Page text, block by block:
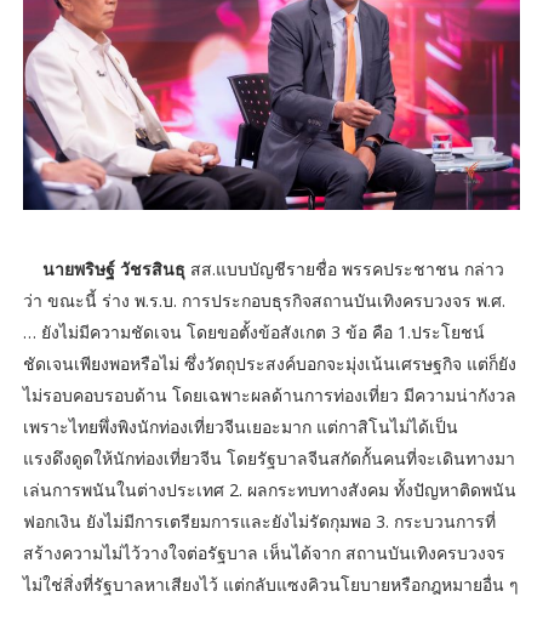
นายพริษฐ์ วัชรสินธุ สส.แบบบัญชีรายชื่อ พรรคประชาชน กล่าว
ว่า ขณะนี้ ร่าง พ.ร.บ. การประกอบธุรกิจสถานบันเทิงครบวงจร พ.ศ.
… ยังไม่มีความชัดเจน โดยขอตั้งข้อสังเกต 3 ข้อ คือ 1.ประโยชน์
ชัดเจนเพียงพอหรือไม่ ซึ่งวัตถุประสงค์บอกจะมุ่งเน้นเศรษฐกิจ แต่ก็ยัง
ไม่รอบคอบรอบด้าน โดยเฉพาะผลด้านการท่องเที่ยว มีความน่ากังวล
เพราะไทยพึ่งพิงนักท่องเที่ยวจีนเยอะมาก แต่กาสิโนไม่ได้เป็น
แรงดึงดูดให้นักท่องเที่ยวจีน โดยรัฐบาลจีนสกัดกั้นคนที่จะเดินทางมา
เล่นการพนันในต่างประเทศ 2. ผลกระทบทางสังคม ทั้งปัญหาติดพนัน
ฟอกเงิน ยังไม่มีการเตรียมการและยังไม่รัดกุมพอ 3. กระบวนการที่
สร้างความไม่ไว้วางใจต่อรัฐบาล เห็นได้จาก สถานบันเทิงครบวงจร
ไม่ใช่สิ่งที่รัฐบาลหาเสียงไว้ แต่กลับแซงคิวนโยบายหรือกฎหมายอื่น ๆ